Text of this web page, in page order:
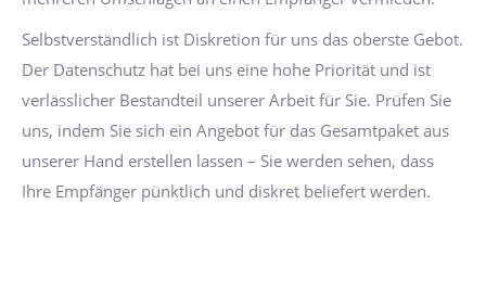
Selbstverständlich ist Diskretion für uns das oberste Gebot.
Der Datenschutz hat bei uns eine hohe Priorität und ist
verlässlicher Bestandteil unserer Arbeit für Sie. Prüfen Sie
uns, indem Sie sich ein Angebot für das Gesamtpaket aus
unserer Hand erstellen lassen – Sie werden sehen, dass
Ihre Empfänger pünktlich und diskret beliefert werden.